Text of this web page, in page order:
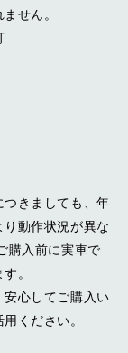
せん。
つきましても、年
動作状況が異な
購入前に実車で
。
心してご購入い
ください。